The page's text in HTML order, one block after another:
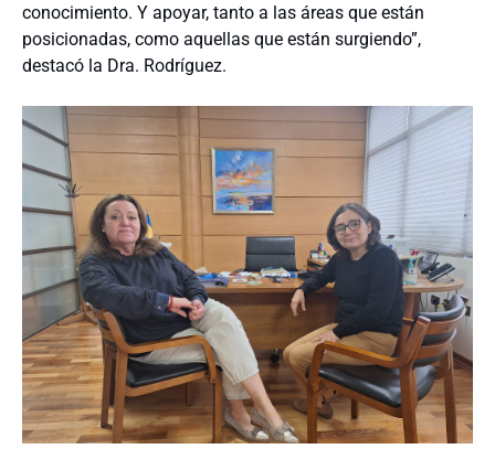
conocimiento. Y apoyar, tanto a las áreas que están
posicionadas, como aquellas que están surgiendo”,
destacó la Dra. Rodríguez.